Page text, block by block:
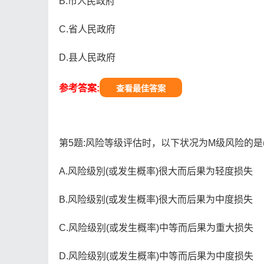
C.省人民政府
D.县人民政府
参考答案: 查看最佳答案
第5题:风险等级评估时，以下状况为M级风险的
A.风险级別(或发生概率)很大而后果为轻度损失
B.风险级别(或发生概率)很大而后果为中度损失
C.风险级别(或发生概率)中等而后果为重大损失
D.风险级别(或发生概率)中等而后果为中度损失